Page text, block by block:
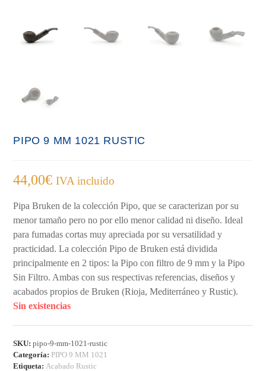
PIPO 9 MM 1021 RUSTIC
44,00€ IVA incluido
Pipa Bruken de la colección Pipo, que se caracterizan por su
menor tamaño pero no por ello menor calidad ni diseño. Ideal
para fumadas cortas muy apreciada por su versatilidad y
practicidad. La colección Pipo de Bruken está dividida
principalmente en 2 tipos: la Pipo con filtro de 9 mm y la Pipo
Sin Filtro. Ambas con sus respectivas referencias, diseños y
acabados propios de Bruken (Rioja, Mediterráneo y Rustic).
Sin existencias
SKU:pipo-9-mm-1021-rustic
Categoría: PIPO 9 MM 1021
Etiqueta: Acabado Rustic